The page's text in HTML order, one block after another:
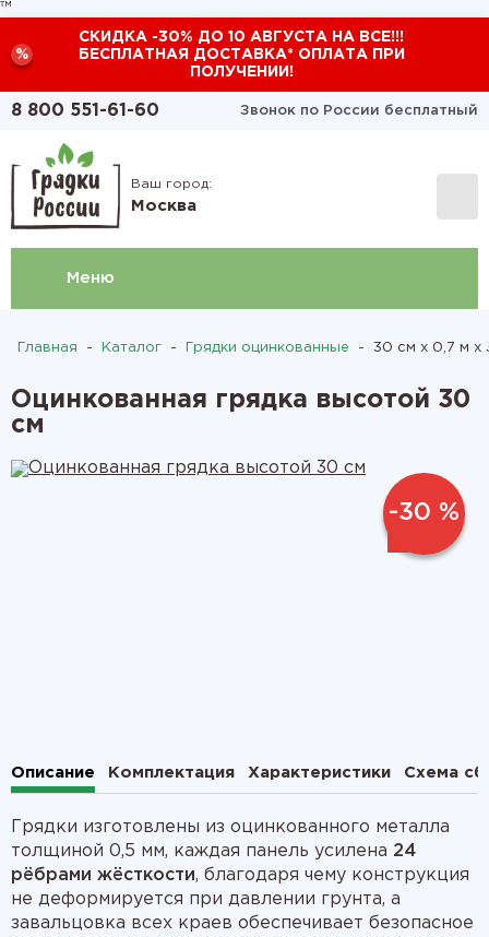
™
%
СКИДКА -30% ДО 10 АВГУСТА НА ВСЕ!!!
БЕСПЛАТНАЯ ДОСТАВКА* ОПЛАТА ПРИ
ПОЛУЧЕНИИ!
8 800 551-61-60 Звонок по России бесплатный
Ваш город:
Москва
Меню
Главная - Каталог - Грядки оцинкованные - 30 см х 0,7 м х
Оцинкованная грядка высотой 30
см
-30 %
Описание Комплектация Характеристики Схема
Грядки изготовлены из оцинкованного металла
толщиной 0,5 мм, каждая панель усилена 24
рёбрами жёсткости, благодаря чему конструкция
не деформируется при давлении грунта, а
завальцовка всех краев обеспечивает безопасное